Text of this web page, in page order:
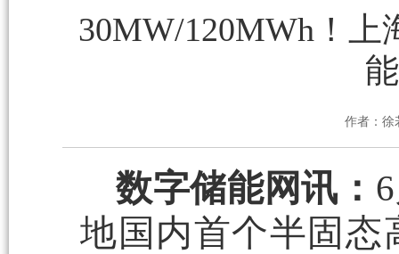
30MW/120MWh！
作者：徐
数字储能网讯：
地国内首个半固态